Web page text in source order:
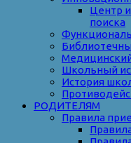
Центр
поиска
Школьный
История
РОДИТЕЛЯМ
Правила